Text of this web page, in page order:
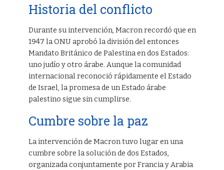
Historia del conflicto
Durante su intervención, Macron recordó que en
1947 la ONU aprobó la división del entonces
Mandato Británico de Palestina en dos Estados:
uno judío y otro árabe. Aunque la comunidad
internacional reconoció rápidamente el Estado
de Israel, la promesa de un Estado árabe
palestino sigue sin cumplirse.
Cumbre sobre la paz
La intervención de Macron tuvo lugar en una
cumbre sobre la solución de dos Estados,
organizada conjuntamente por Francia y Arabia